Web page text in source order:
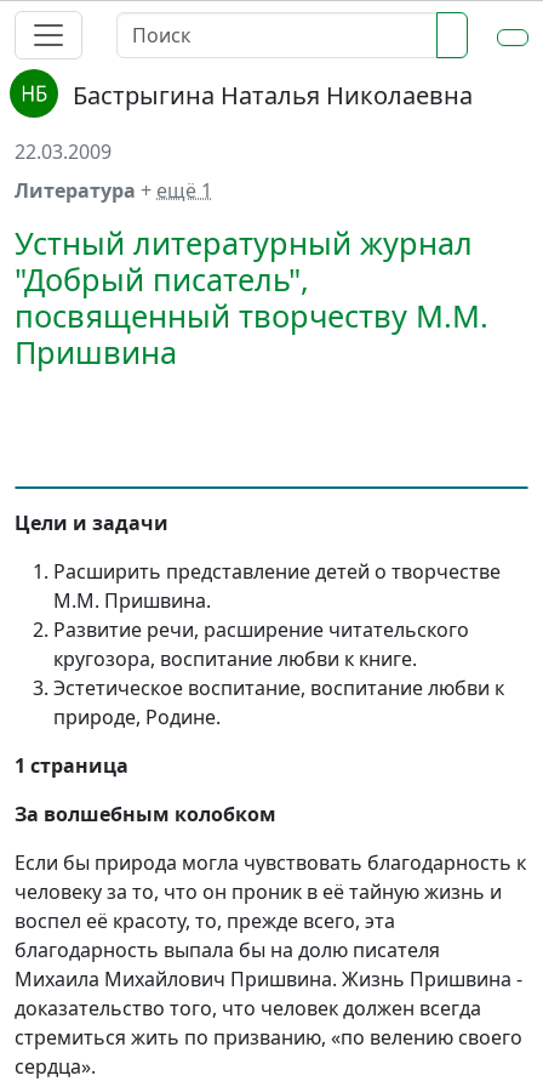
Бастрыгина Наталья Николаевна
22.03.2009
Литература + ещё 1
Устный литературный журнал
"Добрый писатель",
посвященный творчеству М.М.
Пришвина
Цели и задачи
Расширить представление детей о творчестве
М.М. Пришвина.
Развитие речи, расширение читательского
кругозора, воспитание любви к книге.
Эстетическое воспитание, воспитание любви к
природе, Родине.
1 страница
За волшебным колобком
Если бы природа могла чувствовать благодарность к
человеку за то, что он проник в её тайную жизнь и
воспел её красоту, то, прежде всего, эта
благодарность выпала бы на долю писателя
Михаила Михайлович Пришвина. Жизнь Пришвина -
доказательство того, что человек должен всегда
стремиться жить по призванию, «по велению своего
сердца».